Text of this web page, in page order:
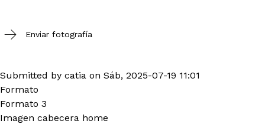
Enviar fotografía
Submitted by catia on Sáb, 2025-07-19 11:01
Formato
Formato 3
Imagen cabecera home